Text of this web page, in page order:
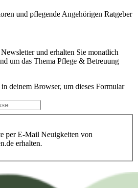
und erhalten Sie monatlich
um das Thema Pflege & Betreuung
deinem Browser, um dieses Formular
per E-Mail Neuigkeiten von
erhalten.